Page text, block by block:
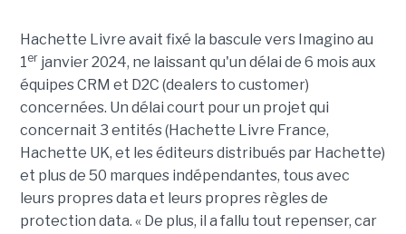
Hachette Livre avait fixé la bascule vers Imagino au
1er janvier 2024, ne laissant qu'un délai de 6 mois aux
équipes CRM et D2C (dealers to customer)
concernées. Un délai court pour un projet qui
concernait 3 entités (Hachette Livre France,
Hachette UK, et les éditeurs distribués par Hachette)
et plus de 50 marques indépendantes, tous avec
leurs propres data et leurs propres règles de
protection data. « De plus, il a fallu tout repenser, car